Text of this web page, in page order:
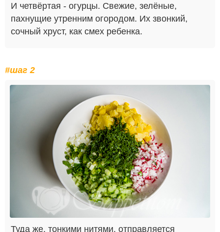
И четвёртая - огурцы. Свежие, зелёные,
пахнущие утренним огородом. Их звонкий,
сочный хруст, как смех ребенка.
#шаг 2
Туда же, тонкими нитями, отправляется